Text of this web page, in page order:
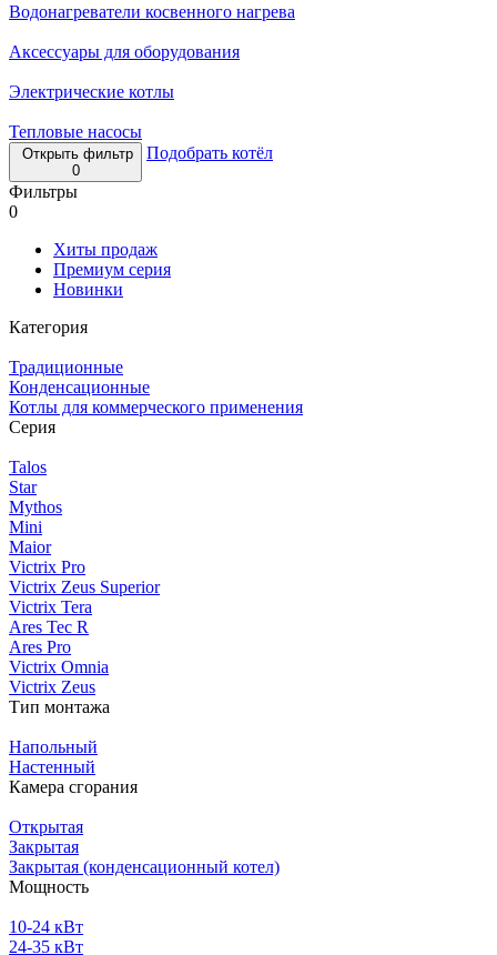
Водонагреватели косвенного нагрева
Аксессуары для оборудования
Электрические котлы
Тепловые насосы
Открыть фильтр
0
Подобрать котёл
Фильтры
0
Хиты продаж
Премиум серия
Новинки
Категория
Традиционные
Конденсационные
Котлы для коммерческого применения
Серия
Talos
Star
Mythos
Mini
Maior
Victrix Pro
Victrix Zeus Superior
Victrix Tera
Ares Tec R
Ares Pro
Victrix Omnia
Victrix Zeus
Тип монтажа
Напольный
Настенный
Камера сгорания
Открытая
Закрытая
Закрытая (конденсационный котел)
Мощность
10-24 кВт
24-35 кВт